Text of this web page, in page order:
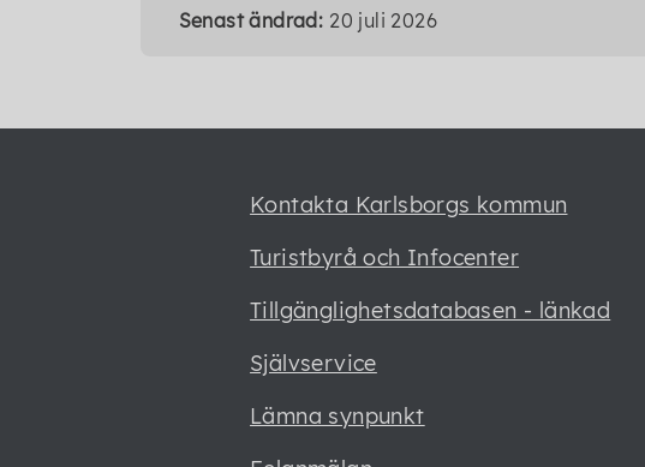
Senast ändrad: 20 juli 2026
Kontakta Karlsborgs kommun
Turistbyrå och Infocenter
Tillgänglighetsdatabasen - länkad
Självservice
Lämna synpunkt